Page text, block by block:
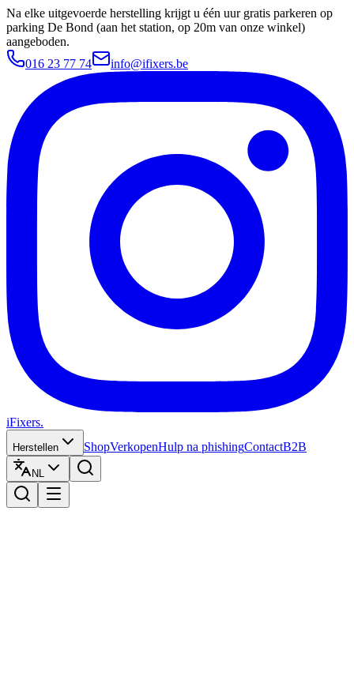
Na elke uitgevoerde herstelling krijgt u één uur gratis parkeren op
parking De Bond (aan het station, op 20m van onze winkel)
aangeboden.
016 23 77 74
info@ifixers.be
iFixers.
Herstellen ShopVerkopenHulp na phishingContactB2B
NL